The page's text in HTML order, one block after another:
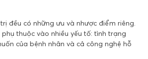
đều có những ưu và nhược điểm riêng.
thuộc vào nhiều yếu tố: tình trạng
của bệnh nhân và cả công nghệ hỗ